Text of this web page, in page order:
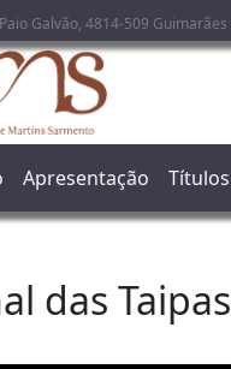
principal
Galvão, 4814-509 Guimarães
Apresentação Títulos
das Taipas